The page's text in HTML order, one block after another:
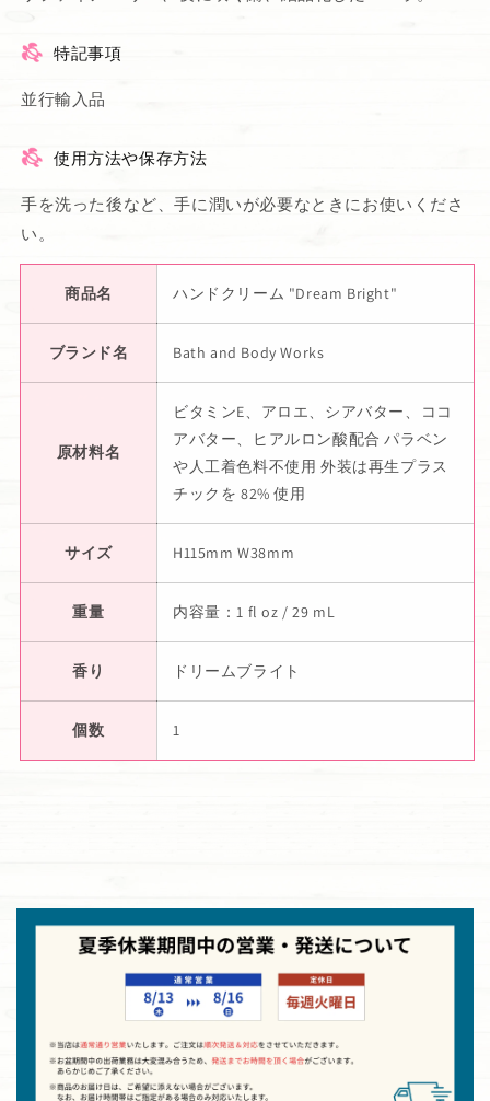
特記事項
並行輸入品
使用方法や保存方法
手を洗った後など、手に潤いが必要なときにお使いくださ
い。
商品名 ハンドクリーム "Dream Bright"
ブランド名 Bath and Body Works
原材料名
ビタミンE、アロエ、シアバター、ココ
アバター、ヒアルロン酸配合 パラベン
や人工着色料不使用 外装は再生プラス
チックを 82% 使用
サイズ H115mm W38mm
重量 内容量：1 fl oz / 29 mL
香り ドリームブライト
個数 1